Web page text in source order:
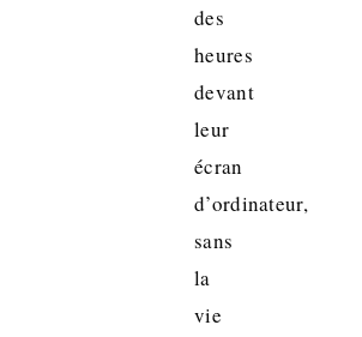
des
heures
devant
leur
écran
d’ordinateur,
sans
la
vie